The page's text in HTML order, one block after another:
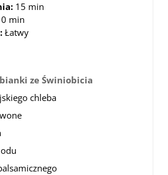
15 min
min
Łatwy
ze Świniobicia
chleba